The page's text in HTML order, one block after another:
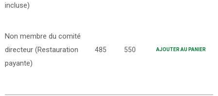
incluse)
Non membre du comité
directeur (Restauration
payante)
485 550 AJOUTER AU PANIER